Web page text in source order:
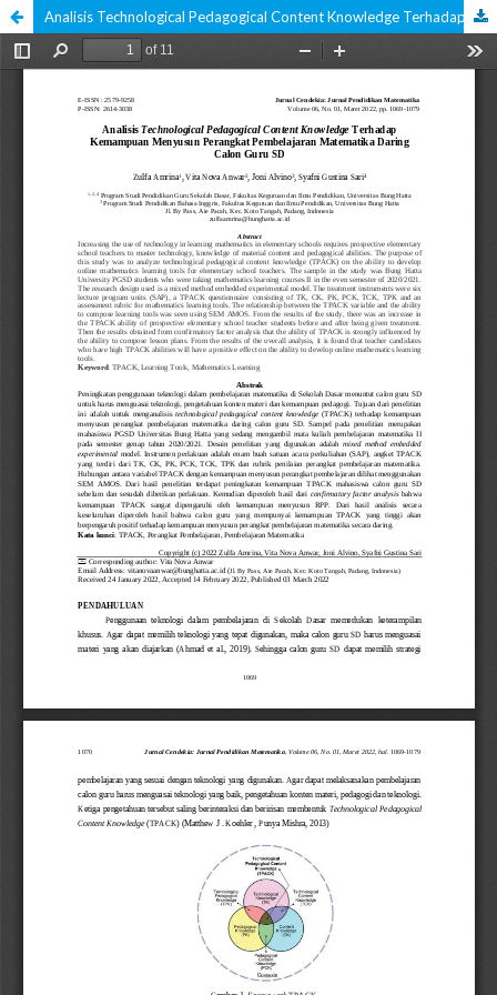
Analisis Technological Pedagogical Content Knowledge Terhadap Kemampuan Menyusun Perangkat Pembelajaran Matematika Daring Calon Guru SD